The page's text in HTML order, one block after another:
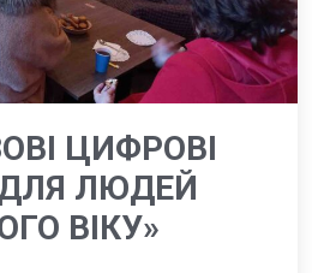
ЦИФРОВІ
ЛЮДЕЙ
ВІКУ»